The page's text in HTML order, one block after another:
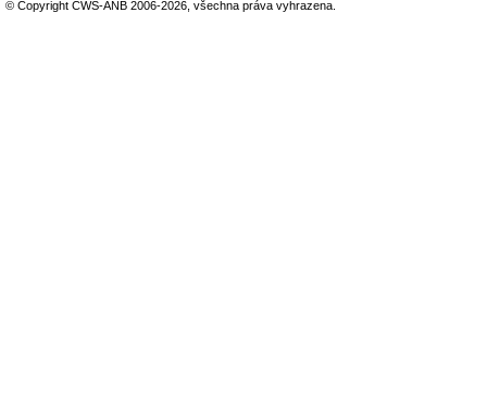
© Copyright CWS-ANB 2006-2026, všechna práva vyhrazena.